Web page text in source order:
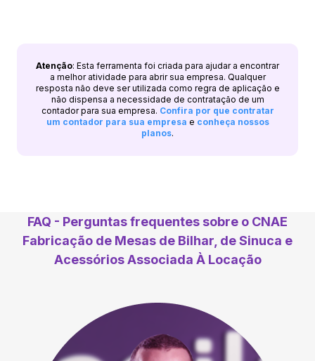
Atenção: Esta ferramenta foi criada para ajudar a encontrar
a melhor atividade para abrir sua empresa. Qualquer
resposta não deve ser utilizada como regra de aplicação e
não dispensa a necessidade de contratação de um
contador para sua empresa. Confira por que contratar
um contador para sua empresa e conheça nossos
planos.
FAQ - Perguntas frequentes sobre o CNAE
Fabricação de Mesas de Bilhar, de Sinuca e
Acessórios Associada À Locação